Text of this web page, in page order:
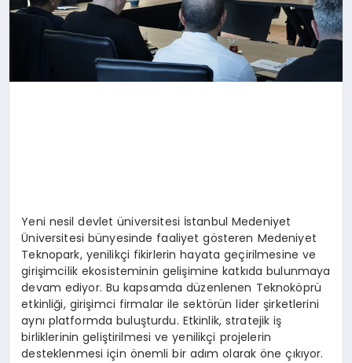
Yeni nesil devlet üniversitesi İstanbul Medeniyet
Üniversitesi bünyesinde faaliyet gösteren Medeniyet
Teknopark, yenilikçi fikirlerin hayata geçirilmesine ve
girişimcilik ekosisteminin gelişimine katkıda bulunmaya
devam ediyor. Bu kapsamda düzenlenen Teknoköprü
etkinliği, girişimci firmalar ile sektörün lider şirketlerini
aynı platformda buluşturdu. Etkinlik, stratejik iş
birliklerinin geliştirilmesi ve yenilikçi projelerin
desteklenmesi için önemli bir adım olarak öne çıkıyor.